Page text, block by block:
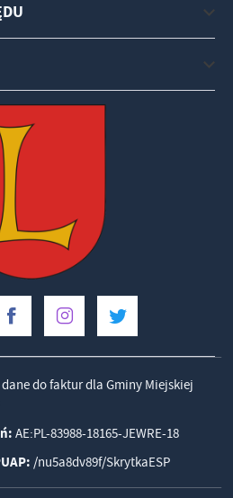
do faktur dla Gminy Miejskiej
AE:PL-83988-18165-JEWRE-18
/nu5a8dv89f/SkrytkaESP